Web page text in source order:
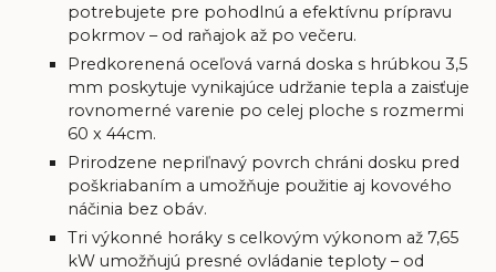
potrebujete pre pohodlnú a efektívnu prípravu
pokrmov – od raňajok až po večeru.
Predkorenená oceľová varná doska s hrúbkou 3,5
mm poskytuje vynikajúce udržanie tepla a zaisťuje
rovnomerné varenie po celej ploche s rozmermi
60 x 44cm.
Prirodzene nepriľnavý povrch chráni dosku pred
poškriabaním a umožňuje použitie aj kovového
náčinia bez obáv.
Tri výkonné horáky s celkovým výkonom až 7,65
kW umožňujú presné ovládanie teploty – od